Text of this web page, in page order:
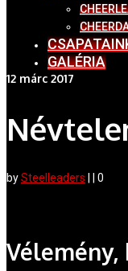
GALÉRIA
12 márc 2017
bySteelleaders 0
Vélemény,